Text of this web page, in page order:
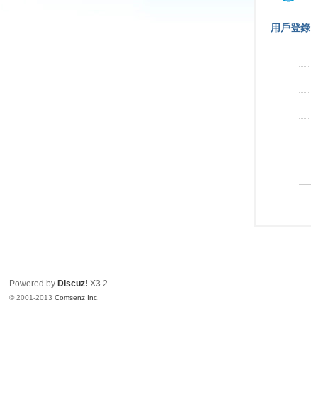
用戶登錄
Powered by Discuz! X3.2
© 2001-2013Comsenz Inc.